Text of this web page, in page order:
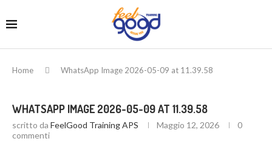
Home WhatsApp Image 2026-05-09 at 11.39.58
WHATSAPP IMAGE 2026-05-09 AT 11.39.58
scritto da FeelGood Training APS Maggio 12, 2026
0
commenti